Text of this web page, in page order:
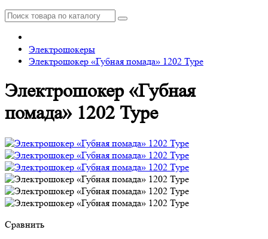
Электрошокеры
Электрошокер «Губная помада» 1202 Type
Электрошокер «Губная
помада» 1202 Type
Сравнить